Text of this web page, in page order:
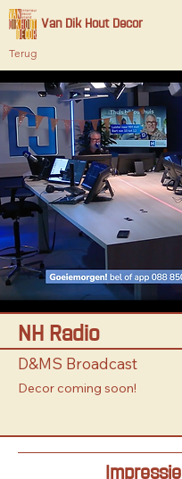
Van Dik Hout Decor
Terug
NH Radio
D&MS Broadcast
Decor coming soon!
Impressie